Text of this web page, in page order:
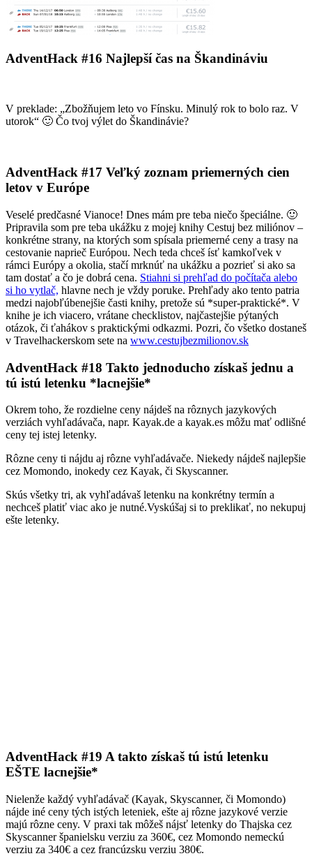
AdventHack #16 Najlepší čas na Škandináviu
V preklade: „Zbožňujem leto vo Fínsku. Minulý rok to bolo raz. V
utorok“ 🙂 Čo tvoj výlet do Škandinávie?
AdventHack #17 Veľký zoznam priemerných cien
letov v Európe
Veselé predčasné Vianoce! Dnes mám pre teba niečo špeciálne. 🙂
Pripravila som pre teba ukážku z mojej knihy Cestuj bez miliónov –
konkrétne strany, na ktorých som spísala priemerné ceny a trasy na
cestovanie naprieč Európou. Nech teda chceš ísť kamkoľvek v
rámci Európy a okolia, stačí mrknúť na ukážku a pozrieť si ako sa
tam dostať a čo je dobrá cena. Stiahni si prehľad do počítača alebo
si ho vytlač, hlavne nech je vždy poruke. Prehľady ako tento patria
medzi najobľúbenejšie časti knihy, pretože sú *super-praktické*. V
knihe je ich viacero, vrátane checklistov, najčastejšie pýtaných
otázok, či ťahákov s praktickými odkazmi. Pozri, čo všetko dostaneš
v Travelhackerskom sete na www.cestujbezmilionov.sk
AdventHack #18 Takto jednoducho získaš jednu a
tú istú letenku *lacnejšie*
Okrem toho, že rozdielne ceny nájdeš na rôznych jazykových
verziách vyhľadávača, napr. Kayak.de a kayak.es môžu mať odlišné
ceny tej istej letenky.
Rôzne ceny ti nájdu aj rôzne vyhľadávače. Niekedy nájdeš najlepšie
cez Momondo, inokedy cez Kayak, či Skyscanner.
Skús všetky tri, ak vyhľadávaš letenku na konkrétny termín a
nechceš platiť viac ako je nutné.Vyskúšaj si to preklikať, no nekupuj
ešte letenky.
AdventHack #19 A takto získaš tú istú letenku
EŠTE lacnejšie*
Nielenže každý vyhľadávač (Kayak, Skyscanner, či Momondo)
nájde iné ceny tých istých leteniek, ešte aj rôzne jazykové verzie
majú rôzne ceny. V praxi tak môžeš nájsť letenky do Thajska cez
Skyscanner španielsku verziu za 360€, cez Momondo nemeckú
verziu za 340€ a cez francúzsku verziu 380€.